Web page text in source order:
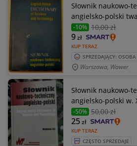
Słownik naukowo-
angielsko-polski
-10% 10,00 zł
KUP TERAZ
9zł
SPRZEDAJĄCY:
Warszawa, Wawer
Słownik naukowo-
angielsko-polski w.
-50% 50,00 zł
KUP TERAZ
25zł
CZĘSTO SPRZEDAJE